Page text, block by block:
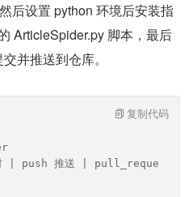
后设置 python 环境后安装指
ArticleSpider.py 脚本，最后
并推送到仓库。
| push 推送 | pull_request pr
复制代码